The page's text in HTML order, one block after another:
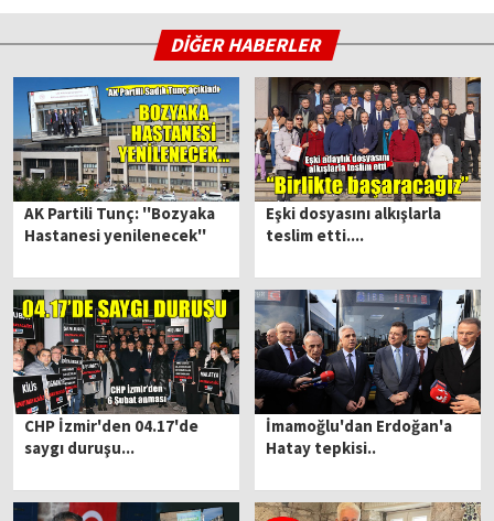
DİĞER HABERLER
AK Partili Tunç: ''Bozyaka
Hastanesi yenilenecek''
Eşki dosyasını alkışlarla
teslim etti....
CHP İzmir'den 04.17'de
saygı duruşu...
İmamoğlu'dan Erdoğan'a
Hatay tepkisi..